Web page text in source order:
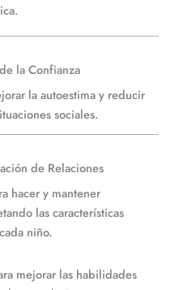
la Confianza
la autoestima y reducir
sociales.
de Relaciones
hacer y mantener
las características
niño.
mejorar las habilidades